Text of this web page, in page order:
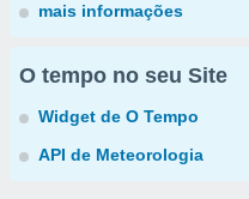
mais informações
O tempo no seu Site
Widget de O Tempo
API de Meteorologia